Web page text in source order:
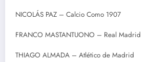
NICOLÁS PAZ – Calcio Como 1907
FRANCO MASTANTUONO – Real Madrid
THIAGO ALMADA – Atlético de Madrid